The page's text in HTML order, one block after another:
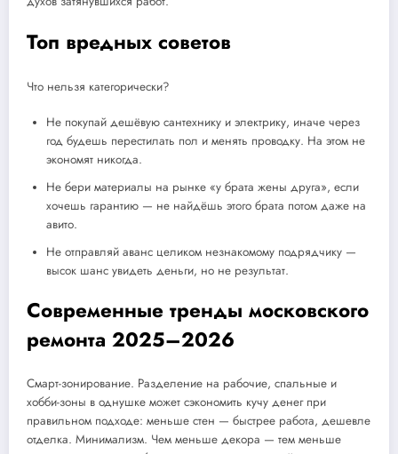
Топ вредных советов
Что нельзя категорически?
Не покупай дешёвую сантехнику и электрику, иначе через
год будешь перестилать пол и менять проводку. На этом не
экономят никогда.
Не бери материалы на рынке «у брата жены друга», если
хочешь гарантию — не найдёшь этого брата потом даже на
авито.
Не отправляй аванс целиком незнакомому подрядчику —
высок шанс увидеть деньги, но не результат.
Современные тренды московского
ремонта 2025–2026
Смарт-зонирование. Разделение на рабочие, спальные и
хобби-зоны в однушке может сэкономить кучу денег при
правильном подходе: меньше стен — быстрее работа, дешевле
отделка. Минимализм. Чем меньше декора — тем меньше